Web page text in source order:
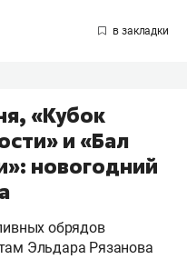
«Кубок
и «Бал
новогодний
обрядов
Эльдара Рязанова